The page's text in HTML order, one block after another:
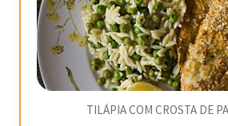
TILÁPIA COM CROSTA DE